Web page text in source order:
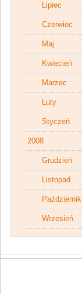
Lipiec
Czerwiec
Maj
Kwiecień
Marzec
Luty
Styczeń
2008
Grudzień
Listopad
Październik
Wrzesień